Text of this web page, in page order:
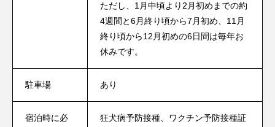
ただし、1月中頃より2月初めまでの約
4週間と6月終り頃から7月初め、11月
終り頃から12月初めの6日間は毎年お
休みです。
駐車場 あり
宿泊時に必 狂犬病予防接種、ワクチン予防接種証